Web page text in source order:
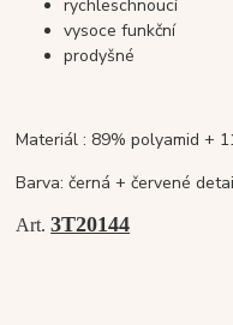
rychleschnoucí
vysoce funkční
prodyšné
Materiál : 89% polyamid +
Barva: černá + červené
Art.3T20144